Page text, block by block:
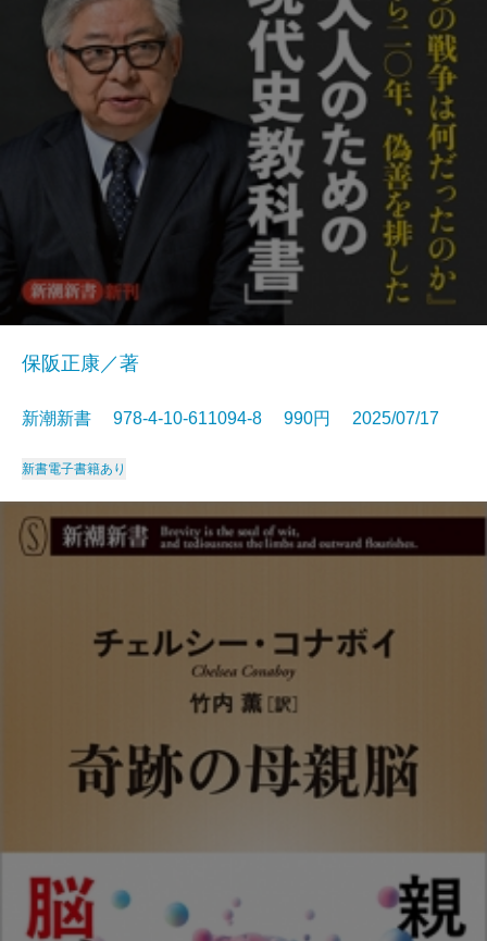
保阪正康／著
新潮新書 978-4-10-611094-8 990円 2025/07/17
新書電子書籍あり